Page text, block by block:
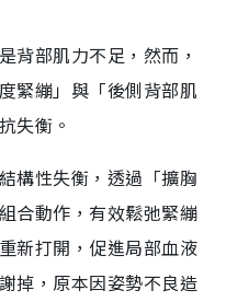
背部肌力不足，然而，
緊繃」與「後側背部肌
失衡。
構性失衡，透過「擴胸
合動作，有效鬆弛緊繃
新打開，促進局部血液
掉，原本因姿勢不良造